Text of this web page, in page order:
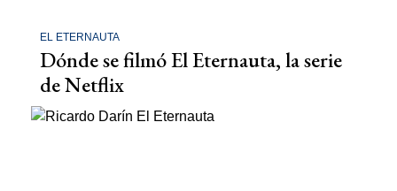
EL ETERNAUTA
Dónde se filmó El Eternauta, la serie
de Netflix